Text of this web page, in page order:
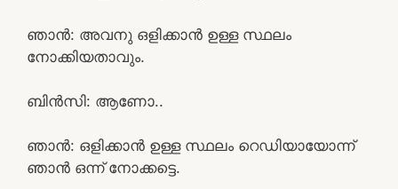
ഞാൻ: അവനു ഒളിക്കാൻ ഉള്ള സ്ഥലം
നോക്കിയതാവും.
ബിൻസി: ആണോ..
ഞാൻ: ഒളിക്കാൻ ഉള്ള സ്ഥലം റെഡിയായോന്ന്
ഞാൻ ഒന്ന് നോക്കട്ടെ.